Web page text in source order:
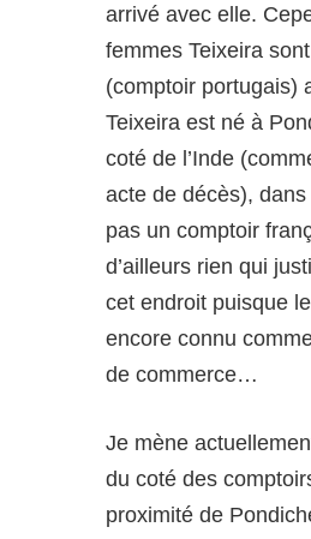
arrivé avec elle.
femmes Teixeira
(comptoir portugais)
Teixeira est né à
coté de l’Inde
acte de décès), dans
pas un comptoir
d’ailleurs rien qui
cet endroit puisque
encore connu
de commerce…
Je mène
du coté des
proximité de